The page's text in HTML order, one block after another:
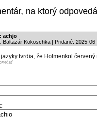
na ktorý
achjo
Baltazár Kokoschka | Pridané: 2025-
tvrdia, že Holmenkol